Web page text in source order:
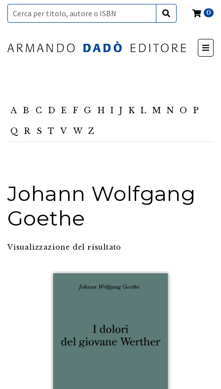
0
A B C D E F G H I J K L M N O P
Q R S T V W Z
Johann Wolfgang
Goethe
Visualizzazione del risultato